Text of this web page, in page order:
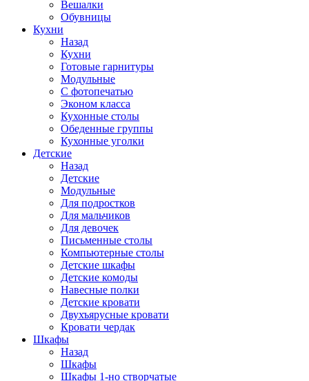
Вешалки
Обувницы
Кухни
Назад
Кухни
Готовые гарнитуры
Модульные
С фотопечатью
Эконом класса
Кухонные столы
Обеденные группы
Кухонные уголки
Детские
Назад
Детские
Модульные
Для подростков
Для мальчиков
Для девочек
Письменные столы
Компьютерные столы
Детские шкафы
Детские комоды
Навесные полки
Детские кровати
Двухъярусные кровати
Кровати чердак
Шкафы
Назад
Шкафы
Шкафы 1-но створчатые